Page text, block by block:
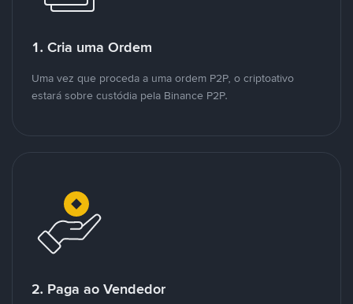
1. Cria uma Ordem
Uma vez que proceda a uma ordem P2P, o criptoativo
estará sobre custódia pela Binance P2P.
2. Paga ao Vendedor